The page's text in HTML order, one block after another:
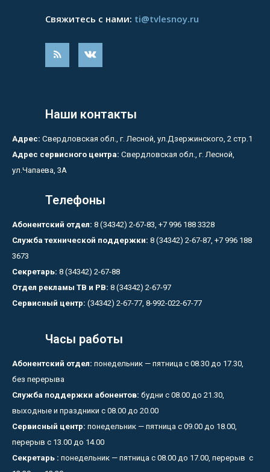
Свяжитесь с нами: ti@tvlesnoy.ru
Наши контакты
Адрес: Свердловская обл., г. Лесной, ул.Дзержинского, 2 стр.1
Адрес сервисного центра: Свердловская обл., г. Лесной,
ул.Чапаева, 3А
Телефоны
Абонентский отдел: 8 (34342) 2-67-83, +7 996 188 3328
Служба технической поддержки: 8 (34342) 2-67-87, +7 996 188
3673
Секретарь: 8 (34342) 2-67-88
Отдел рекламы ТВ и РВ: 8 (34342) 2-67-97
Сервисный центр: (34342) 2-67-77, 8-992-022-67-77
Часы работы
Абонентский отдел: понедельник — пятница с 08.30 до 17.30,
без перерыва
Служба поддержки абонентов: будни с 08.00 до 21.30,
выходные и праздники с 08.00 до 20.00
Сервисный центр: понедельник — пятница с 09.00 до 18.00,
перерыв с 13.00 до 14.00
Секретарь : понедельник — пятница с 08.00 до 17.00, перерыв с